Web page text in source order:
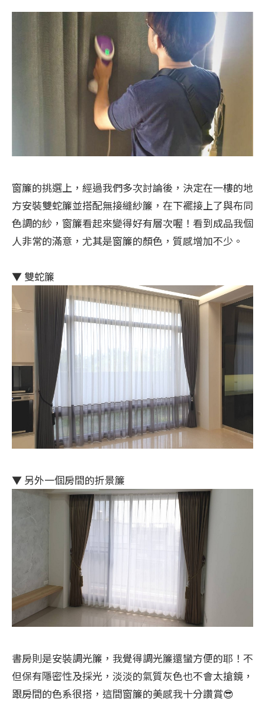
窗簾的挑選上，經過我們多次討論後，決定在一樓的地
方安裝雙蛇簾並搭配無接縫紗簾，在下襬接上了與布同
色調的紗，窗簾看起來變得好有層次喔！看到成品我個
人非常的滿意，尤其是窗簾的顏色，質感增加不少。
▼ 雙蛇簾
▼ 另外一個房間的折景簾
書房則是安裝調光簾，我覺得調光簾還蠻方便的耶！不
但保有隱密性及採光，淡淡的氣質灰色也不會太搶鏡，
跟房間的色系很搭，這間窗簾的美感我十分讚賞😎